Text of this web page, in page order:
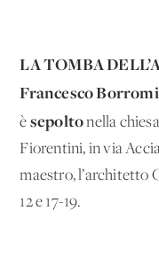
LA TOMBA
Francesco
è sepoltonella
Fiorentini, in via
maestro, l’architetto
12 e 17-19.